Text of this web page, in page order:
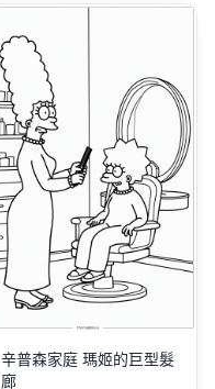
辛普森家庭 瑪姬的巨型髮
廊